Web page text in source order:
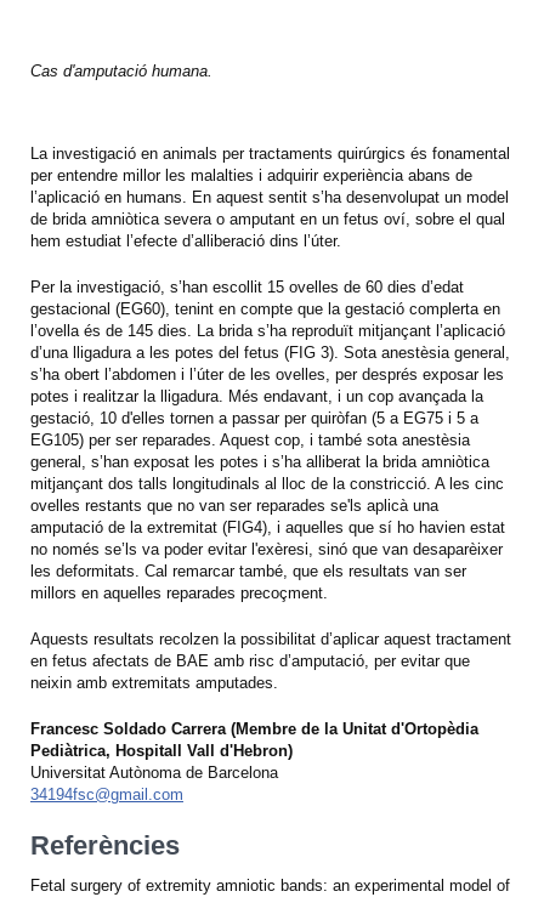
Cas d'amputació humana.
La investigació en animals per tractaments quirúrgics és fonamental
per entendre millor les malalties i adquirir experiència abans de
l’aplicació en humans. En aquest sentit s’ha desenvolupat un model
de brida amniòtica severa o amputant en un fetus oví, sobre el qual
hem estudiat l’efecte d’alliberació dins l’úter.
Per la investigació, s’han escollit 15 ovelles de 60 dies d’edat
gestacional (EG60), tenint en compte que la gestació complerta en
l’ovella és de 145 dies. La brida s’ha reproduït mitjançant l’aplicació
d’una lligadura a les potes del fetus (FIG 3). Sota anestèsia general,
s’ha obert l’abdomen i l’úter de les ovelles, per després exposar les
potes i realitzar la lligadura. Més endavant, i un cop avançada la
gestació, 10 d'elles tornen a passar per quiròfan (5 a EG75 i 5 a
EG105) per ser reparades. Aquest cop, i també sota anestèsia
general, s’han exposat les potes i s’ha alliberat la brida amniòtica
mitjançant dos talls longitudinals al lloc de la constricció. A les cinc
ovelles restants que no van ser reparades se'ls aplicà una
amputació de la extremitat (FIG4), i aquelles que sí ho havien estat
no només se’ls va poder evitar l'exèresi, sinó que van desaparèixer
les deformitats. Cal remarcar també, que els resultats van ser
millors en aquelles reparades precoçment.
Aquests resultats recolzen la possibilitat d’aplicar aquest tractament
en fetus afectats de BAE amb risc d’amputació, per evitar que
neixin amb extremitats amputades.
Francesc Soldado Carrera (Membre de la Unitat d'Ortopèdia
Pediàtrica, Hospitall Vall d'Hebron)
Universitat Autònoma de Barcelona
34194fsc@gmail.com
Referències
Fetal surgery of extremity amniotic bands: an experimental model of